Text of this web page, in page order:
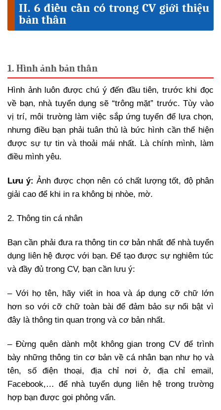
II. 6 điều cần có trong CV giới thiệu
bản thân
1. Hình ảnh bản thân
Hình ảnh luôn được chú ý đến đầu tiên, trước khi đọc
về bạn, nhà tuyển dụng sẽ “trông mặt” trước. Tùy vào
vị trí, môi trường làm việc sắp ứng tuyển để lựa chọn,
nhưng điều bạn phải tuân thủ là bức hình cần thể hiện
được sự tự tin và thoải mái nhất. Là chính mình, làm
điều mình yêu.
Lưu ý: Ảnh được chọn nên có chất lượng tốt, độ phân
giải cao để khi in ra không bị nhòe, mờ.
2. Thông tin cá nhân
Bạn cần phải đưa ra thông tin cơ bản nhất để nhà tuyển
dụng liên hệ được với bạn. Để tạo được sự nghiêm túc
và đầy đủ trong CV, bạn cần lưu ý:
– Với họ tên, hãy viết in hoa và áp dụng cỡ chữ lớn
hơn so với cỡ chữ toàn bài để đảm bảo sự nổi bật vì
đây là thông tin quan trọng và cơ bản nhất.
– Đừng quên dành một không gian trong CV để trình
bày những thông tin cơ bản về cá nhân bạn như họ và
tên, số điện thoại, địa chỉ nơi ở, địa chỉ email,
Facebook,… để nhà tuyển dụng liên hệ trong trường
hợp bạn được gọi phỏng vấn.